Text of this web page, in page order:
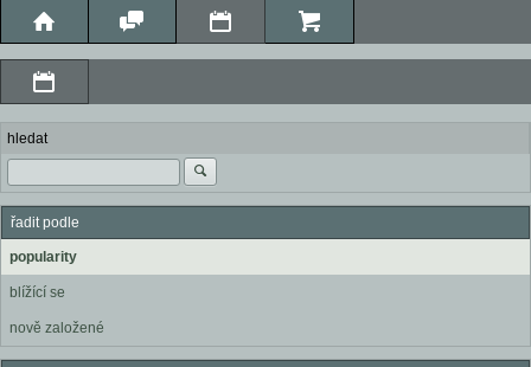
hledat
řadit podle
popularity
blížící se
nově založené